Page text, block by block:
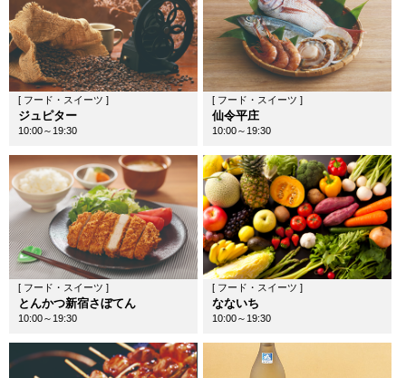
[ フード・スイーツ ]
ジュピター
10:00～19:30
[ フード・スイーツ ]
仙令平庄
10:00～19:30
[ フード・スイーツ ]
とんかつ新宿さぼてん
10:00～19:30
[ フード・スイーツ ]
なないち
10:00～19:30